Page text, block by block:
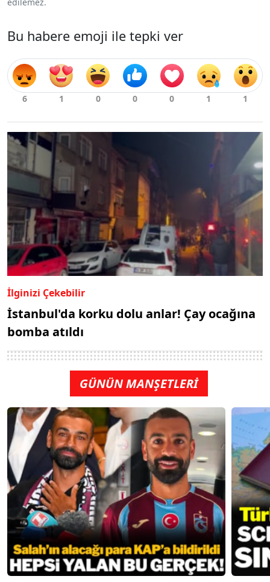
Bu habere emoji ile tepki ver
İlginizi Çekebilir
İstanbul'da korku dolu anlar! Çay ocağına
bomba atıldı
GÜNÜN MANŞETLERİ